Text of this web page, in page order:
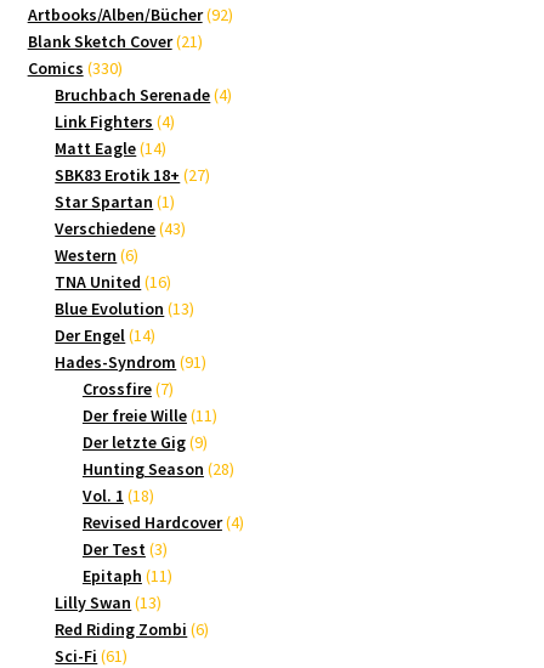
Produkte
Artbooks/Alben/Bücher 9292
Blank Sketch Cover 2121
Comics 330330
Produkte
Bruchbach Serenade 44
Link Fighters 44
Matt Eagle 1414
Produkte
SBK83 Erotik 18+ 2727
Star Spartan 11
Produkt
Verschiedene 4343
Western 66
Produkte
TNA United 1616
Produkte
Blue Evolution 1313
Der Engel 1414
Produkte
Hades-Syndrom 9191
Crossfire 77
Produkte
Der freie Wille 1111
Der letzte Gig 99
Produkte
Hunting Season 2828
Vol. 1 1818
Produkte
Revised Hardcover 44
Der Test 33
Produkte
Epitaph 1111
Lilly Swan 1313
Produkte
Red Riding Zombi 66
Sci-Fi 6161